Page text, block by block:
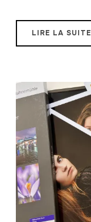
LIRE LA SUITE